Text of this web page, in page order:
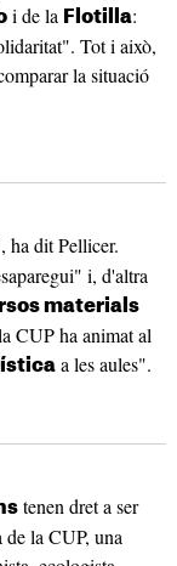
i de la Flotilla:
Tot i això,
la situació
ha dit Pellicer.
i, d'altra
materials
CUP ha animat al
a les aules".
tenen dret a ser
la CUP, una